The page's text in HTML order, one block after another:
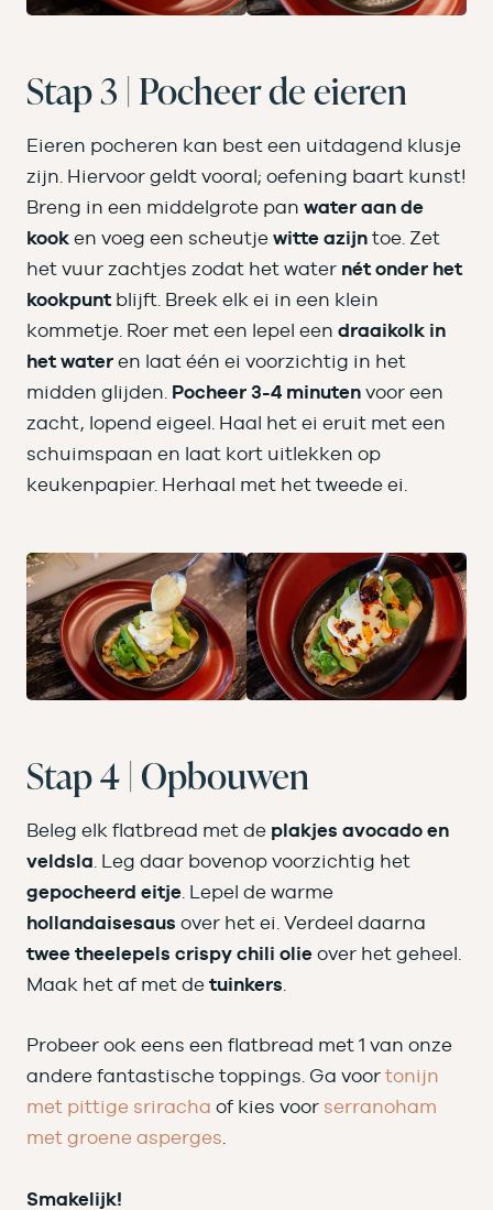
Stap 3 | Pocheer de eieren
Eieren pocheren kan best een uitdagend klusje
zijn. Hiervoor geldt vooral; oefening baart kunst!
Breng in een middelgrote pan water aan de
kook en voeg een scheutje witte azijn toe. Zet
het vuur zachtjes zodat het water nét onder het
kookpuntblijft. Breek elk ei in een klein
kommetje. Roer met een lepel een draaikolk in
het water en laat één ei voorzichtig in het
midden glijden. Pocheer 3-4 minuten voor een
zacht, lopend eigeel. Haal het ei eruit met een
schuimspaan en laat kort uitlekken op
keukenpapier. Herhaal met het tweede ei.
Stap 4 | Opbouwen
Beleg elk flatbread met de plakjes avocado en
veldsla . Leg daar bovenop voorzichtig het
gepocheerd eitje . Lepel de warme
hollandaisesaus over het ei. Verdeel daarna
twee theelepels crispy chili olie over het geheel.
Maak het af met de tuinkers
Probeer ook eens een flatbread met 1 van onze
andere fantastische toppings. Ga voor tonijn
met pittige sriracha of kies voor serranoham
met groene asperges.
Smakelijk!